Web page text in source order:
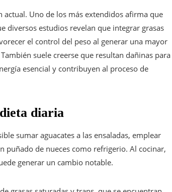
Uno de los más extendidos afirma que
diversos estudios revelan que integrar grasas
el control del peso al generar una mayor
suele creerse que resultan dañinas para
esencial y contribuyen al proceso de
diaria
sumar aguacates a las ensaladas, emplear
puñado de nueces como refrigerio. Al cocinar,
generar un cambio notable.